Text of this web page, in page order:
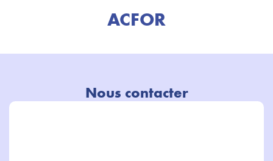
ACFOR
Nous contacter